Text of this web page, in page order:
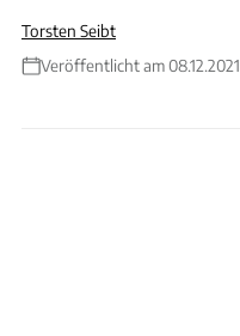
Torsten Seibt
Veröffentlicht am 08.12.2021